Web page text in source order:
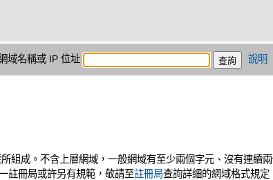
域名稱或 IP 位址 說明
組成。不含上層網域，一般網域有至少兩個字元、沒有連續
註冊局或許另有規範，敬請至註冊局查詢詳細的網域格式規定